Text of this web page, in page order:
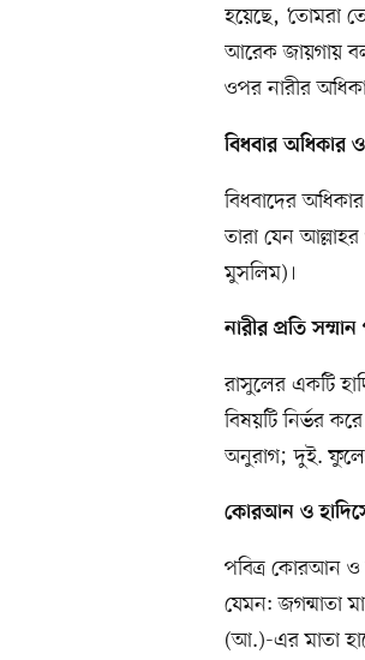
হয়েছে, ‘তোমরা
আরেক জায়গায়
ওপর নারীর
বিধবারঅধিকার ও
বিধবাদের
তারা যেন
মুসলিম)।
নারীরপ্রতি সম্মান
রাসুলের একটি
বিষয়টি নির্ভর
অনুরাগ; দুই. ফুলের
কোরআন ও
পবিত্র কোরআন ও
যেমন: জগন্মাতা
(আ.)-এর মাতা